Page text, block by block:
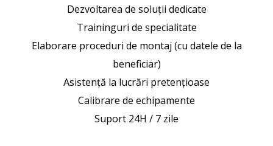
Dezvoltarea de soluţii dedicate
Traininguri de specialitate
Elaborare proceduri de montaj (cu datele de la
beneficiar)
Asistenţă la lucrări pretenţioase
Calibrare de echipamente
Suport 24H / 7 zile